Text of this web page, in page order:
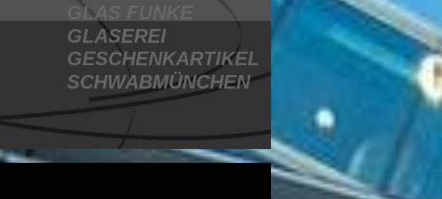
GLAS FUNKE
GLASEREI
GESCHENKARTIKEL
SCHWABMÜNCHEN